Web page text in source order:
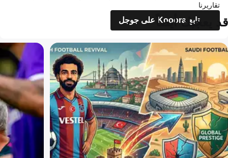
تقاريرنا
تابع Kooora على جوجل
قد يعجبك أيضاً